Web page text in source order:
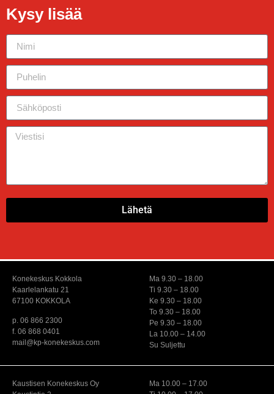
Kysy lisää
Lähetä
Konekeskus Kokkola
Kaarlelankatu 21
67100 KOKKOLA
p. 06 866 2300
f. 06 868 0401
mail@kp-konekeskus.com
Ma 9.30 – 18.00
Ti 9.30 – 18.00
Ke 9.30 – 18.00
To 9.30 – 18.00
Pe 9.30 – 18.00
La 10.00 – 14.00
Su Suljettu
Kaustisen Konekeskus Oy
Ma 10.00 – 17.00